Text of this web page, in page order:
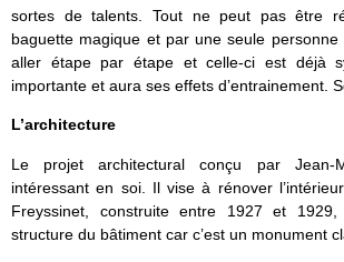
sortes de talents. Tout ne peut pas être
baguette magique et par une seule personne
aller étape par étape et celle-ci est déjà
importante et aura ses effets d’entrainement.
L’architecture
Le projet architectural conçu par Jean-
intéressant en soi. Il vise à rénover
Freyssinet, construite entre 1927 et
structure du bâtiment car c’est un monument